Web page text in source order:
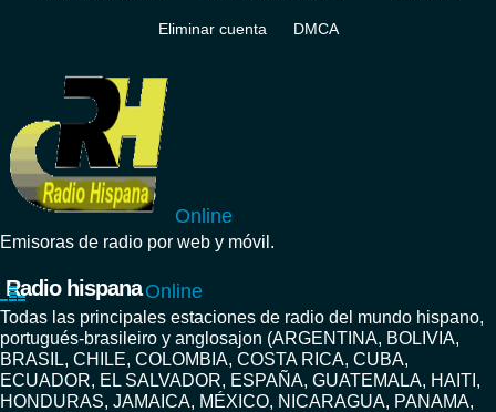
Eliminar cuenta DMCA
Online
Emisoras de radio por web y móvil.
Radio hispana Online
Todas las principales estaciones de radio del mundo hispano,
portugués-brasileiro y anglosajon (ARGENTINA, BOLIVIA,
BRASIL, CHILE, COLOMBIA, COSTA RICA, CUBA,
ECUADOR, EL SALVADOR, ESPAÑA, GUATEMALA, HAITI,
HONDURAS, JAMAICA, MÉXICO, NICARAGUA, PANAMA,